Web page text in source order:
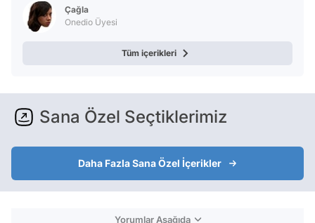
Çağla
Onedio Üyesi
Tüm içerikleri
Sana Özel Seçtiklerimiz
Daha Fazla Sana Özel İçerikler
Yorumlar Aşağıda